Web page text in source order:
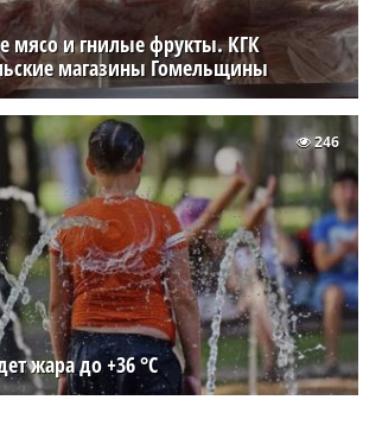
мясо и гнилые фрукты. КГК
магазины Гомельщины
жара до +36 °C
246